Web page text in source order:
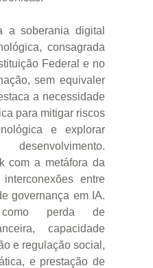
a soberania digital
consagrada
Federal e no
sem equivaler
a necessidade
para mitigar riscos
e explorar
com a metáfora da
entre
governança em IA.
perda de
capacidade
e regulação social,
e prestação de